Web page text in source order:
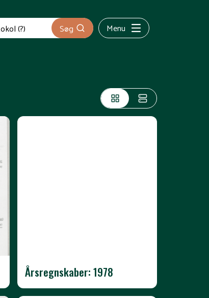
Søg Menu
Årsregnskaber: 1978